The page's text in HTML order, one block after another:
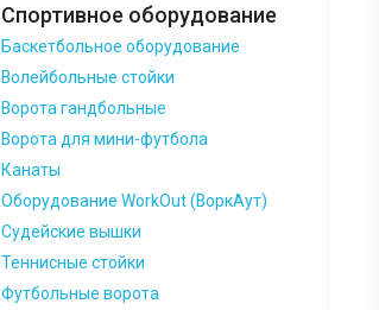
Спортивное оборудование
Баскетбольное оборудование
Волейбольные стойки
Ворота гандбольные
Ворота для мини-футбола
Канаты
Оборудование WorkOut (ВоркАут)
Судейские вышки
Теннисные стойки
Футбольные ворота